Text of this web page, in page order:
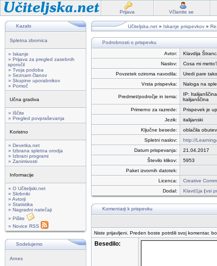
Prijava Včlanite se
Kazalo
Spletna zbornica
» Iskanje
» Prijava za pregled zasebnih
sporočil
» Tvoja podoba
» Seznam članov
» Skupine uporabnikov
» Pomoč
Učna gradiva
» Iščite
» Pregled povpraševanja
Koristno
» Devetka.net
» Izbrana spletna orodja
» Izbrani programi
» Zanimivosti
Informacije
» O Učiteljski.net
» Skrbniki
» Avtorji
» Statistika
» Nagradni natečaji
» Pišite
» Novice RSS
Sodelujemo
Arnes
Učiteljska.net » Iskanje prispevkov »
Podrobnosti o prispevku
Avtor:
Klavdija
Naslov:
Cosa mi
Povzetek oziroma navodila:
Uredi pare
Vrsta prispevka:
Naloga na
Predmet/področje in tema:
IP:
Italijanščina
Primerno za razrede:
Prispevek je
Jezik:
italijanski
Ključne besede:
oblačila
Spletni naslov:
http://
Datum prispevanja:
21.04.2017
Število klikov:
5953
Paket izvornih datotek:
Licenca:
Creative
Dodal:
Klavd1ja (vsi
Komentarji k prispevku
Niste prijavljeni. Preden boste potrdili svoj komentar,
Besedilo: